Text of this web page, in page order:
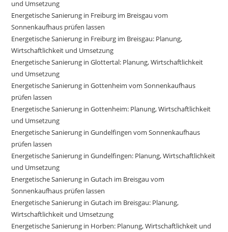
und Umsetzung
Energetische Sanierung in Freiburg im Breisgau vom
Sonnenkaufhaus prüfen lassen
Energetische Sanierung in Freiburg im Breisgau: Planung,
Wirtschaftlichkeit und Umsetzung
Energetische Sanierung in Glottertal: Planung, Wirtschaftlichkeit
und Umsetzung
Energetische Sanierung in Gottenheim vom Sonnenkaufhaus
prüfen lassen
Energetische Sanierung in Gottenheim: Planung, Wirtschaftlichkeit
und Umsetzung
Energetische Sanierung in Gundelfingen vom Sonnenkaufhaus
prüfen lassen
Energetische Sanierung in Gundelfingen: Planung, Wirtschaftlichkeit
und Umsetzung
Energetische Sanierung in Gutach im Breisgau vom
Sonnenkaufhaus prüfen lassen
Energetische Sanierung in Gutach im Breisgau: Planung,
Wirtschaftlichkeit und Umsetzung
Energetische Sanierung in Horben: Planung, Wirtschaftlichkeit und